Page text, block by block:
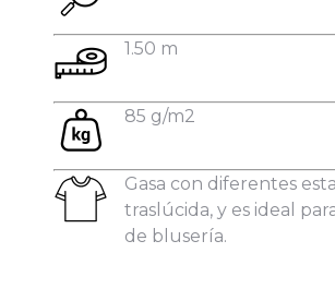
1.50 m
85 g/m2
Gasa con diferentes
traslúcida, y es ideal
de blusería.